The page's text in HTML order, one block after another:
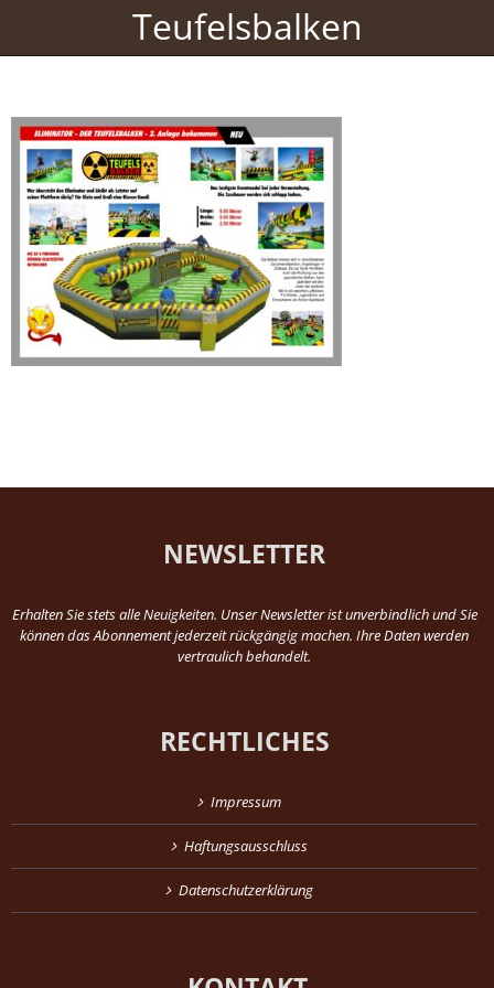
Teufelsbalken
NEWSLETTER
Erhalten Sie stets alle Neuigkeiten. Unser Newsletter ist unverbindlich und Sie
können das Abonnement jederzeit rückgängig machen. Ihre Daten werden
vertraulich behandelt.
RECHTLICHES
Impressum
Haftungsausschluss
Datenschutzerklärung